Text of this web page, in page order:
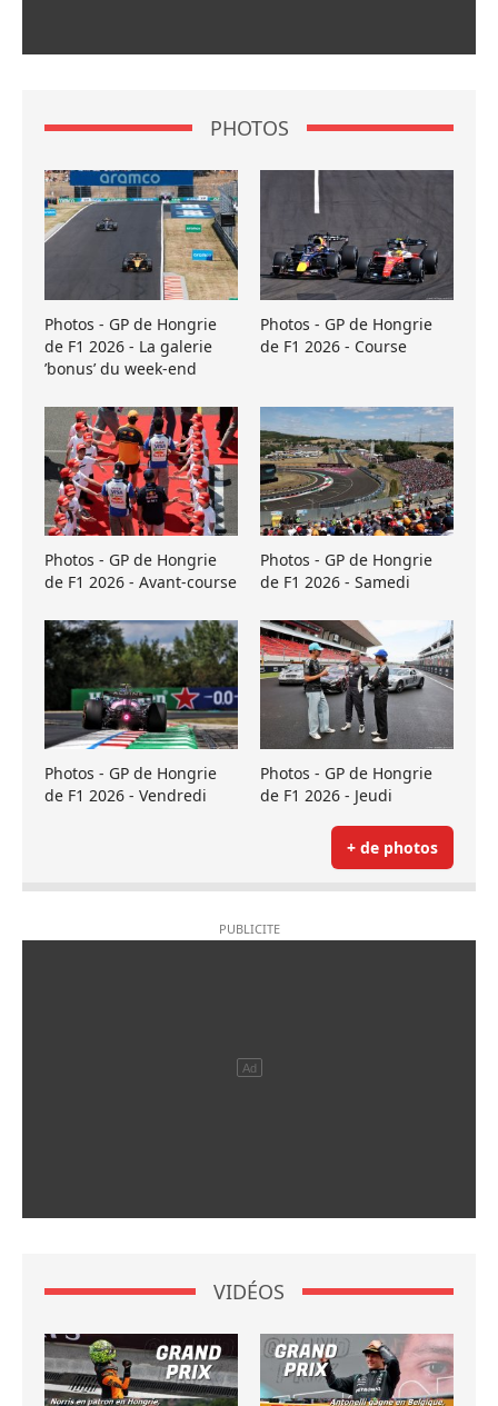
PHOTOS
Photos - GP de Hongrie
de F1 2026 - La galerie
’bonus’ du week-end
Photos - GP de Hongrie
de F1 2026 - Course
Photos - GP de Hongrie
de F1 2026 - Avant-course
Photos - GP de Hongrie
de F1 2026 - Samedi
Photos - GP de Hongrie
de F1 2026 - Vendredi
Photos - GP de Hongrie
de F1 2026 - Jeudi
+ de photos
VIDÉOS